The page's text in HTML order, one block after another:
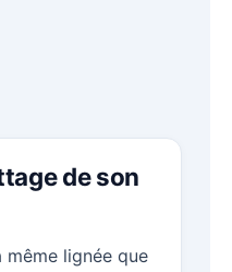
de son
même lignée que